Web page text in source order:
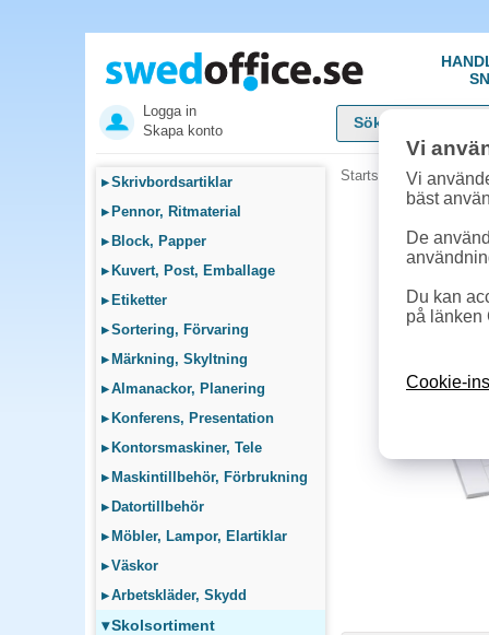
Logga in
Skapa konto
▸Skrivbordsartiklar
▸ Pennor, Ritmaterial
▸ Block, Papper
▸ Kuvert, Post, Emballage
▸ Etiketter
▸Sortering, Förvaring
▸ Märkning, Skyltning
▸Almanackor, Planering
▸ Konferens, Presentation
▸ Kontorsmaskiner, Tele
▸ Maskintillbehör, Förbrukning
▸ Datortillbehör
▸ Möbler, Lampor, Elartiklar
▸Väskor
▸Arbetskläder, Skydd
▾Skolsortiment
Startsida »
Vi
Vi
bäst
De
Du kan
på länken
Cookie-